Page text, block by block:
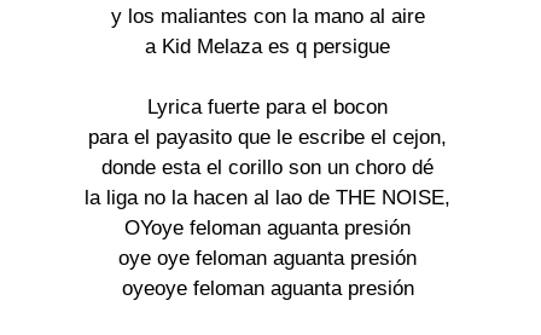
y los maliantes con la mano al aire
a Kid Melaza es q persigue
Lyrica fuerte para el bocon
para el payasito que le escribe el cejon,
donde esta el corillo son un choro dé
la liga no la hacen al lao de THE NOISE,
OYoye feloman aguanta presión
oye oye feloman aguanta presión
oyeoye feloman aguanta presión